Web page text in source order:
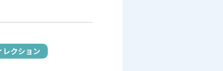
レクション